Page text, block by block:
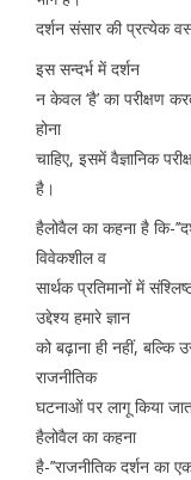
दर्शन संसार की प्रत्येक
इस सन्दर्भ में दर्शन
न केवल ‘है’ का परीक्षण
होना
चाहिए, इसमें वैज्ञानिक
है।
हैलोवैल का कहना है कि-
विवेकशील व
सार्थक प्रतिमानों में
उद्देश्य हमारे ज्ञान
को बढ़ाना ही नहीं,
राजनीतिक
घटनाओं पर लागू किया
हैलोवैल का कहना
है-’’राजनीतिक दर्शन का